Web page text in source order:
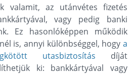
valamit, az utánvétes fizetés
vagy pedig banki
Ez hasonlóképpen működik
is, annyi különbséggel, hogy a
utasbiztosítás díját
ki: bankkártyával vagy